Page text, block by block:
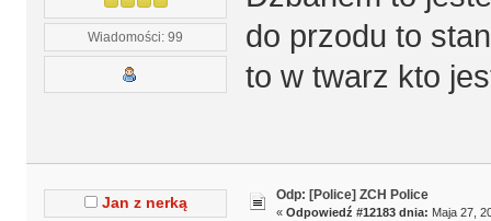
Wiadomości: 99
do przodu to
to w twarz kto
Jan z nerką Odp: [Police] ZCH Police
« Odpowiedź #12183 dnia: Maja 27,